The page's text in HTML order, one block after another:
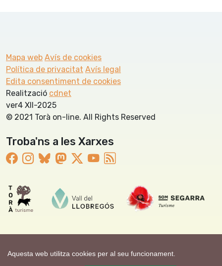
Aquesta web utilitza cookies per al seu funcionament.
Mapa web Avís de cookies
Política de privacitat Avís legal
Edita consentiment de cookies
Realització cdnet
ver4 XII-2025
© 2021 Torà on-line. All Rights Reserved
Troba'ns a les Xarxes